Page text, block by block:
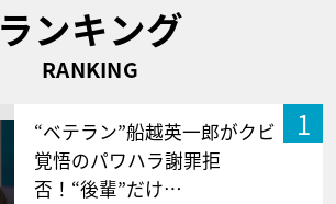
ランキング
RANKING
1
“ベテラン”船越英一郎がクビ
覚悟のパワハラ謝罪拒
否！“後輩”だけ…